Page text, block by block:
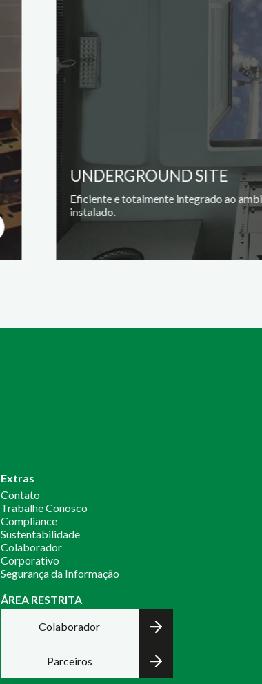
UNDERGROUND SITE
Eficiente e totalmente integrado ao
instalado.
Extras
Contato
Trabalhe Conosco
Compliance
Sustentabilidade
Colaborador
Corporativo
Segurança da Informação
ÁREA RESTRITA
Colaborador
Parceiros